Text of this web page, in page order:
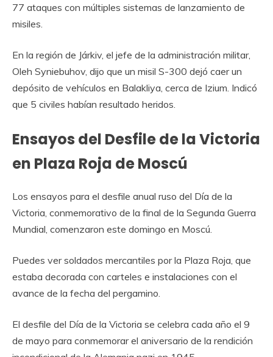
77 ataques con múltiples sistemas de lanzamiento de
misiles.
En la región de Járkiv, el jefe de la administración militar,
Oleh Syniebuhov, dijo que un misil S-300 dejó caer un
depósito de vehículos en Balakliya, cerca de Izium. Indicó
que 5 civiles habían resultado heridos.
Ensayos del Desfile de la Victoria
en Plaza Roja de Moscú
Los ensayos para el desfile anual ruso del Día de la
Victoria, conmemorativo de la final de la Segunda Guerra
Mundial, comenzaron este domingo en Moscú.
Puedes ver soldados mercantiles por la Plaza Roja, que
estaba decorada con carteles e instalaciones con el
avance de la fecha del pergamino.
El desfile del Día de la Victoria se celebra cada año el 9
de mayo para conmemorar el aniversario de la rendición